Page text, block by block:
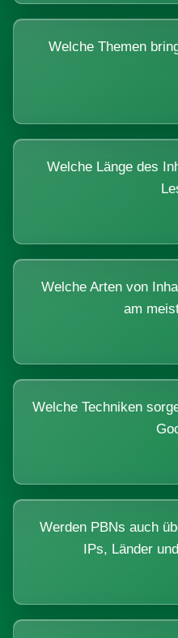
Welche Themen
Welche Länge des
Welche Arten von
am
Welche Techniken
Werden PBNs auch
IPs, Länder